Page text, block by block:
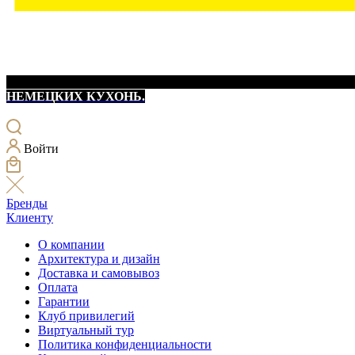
НЕМЕЦКИХ КУХОНЬ.
Войти
Бренды
Клиенту
О компании
Архитектура и дизайн
Доставка и самовывоз
Оплата
Гарантии
Клуб привилегий
Виртуальный тур
Политика конфиденциальности